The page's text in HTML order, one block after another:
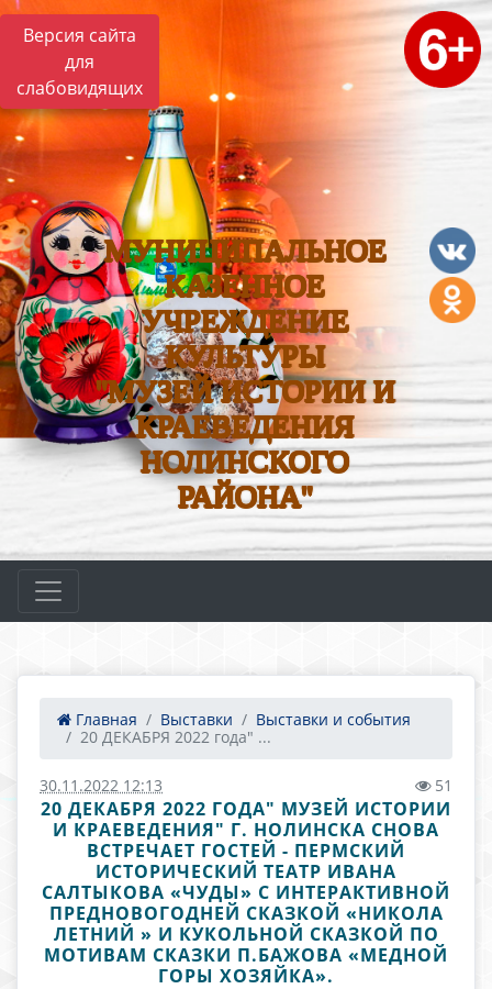
Версия сайта
для
слабовидящих
МУНИЦИПАЛЬНОЕ
КАЗЕННОЕ
УЧРЕЖДЕНИЕ
КУЛЬТУРЫ
"МУЗЕЙ ИСТОРИИ И
КРАЕВЕДЕНИЯ
НОЛИНСКОГО
РАЙОНА"
Главная Выставки
Выставки и события
20 ДЕКАБРЯ 2022 года" ...
30.11.2022 12:13 51
20 ДЕКАБРЯ 2022 ГОДА" МУЗЕЙ ИСТОРИИ
И КРАЕВЕДЕНИЯ" Г. НОЛИНСКА СНОВА
ВСТРЕЧАЕТ ГОСТЕЙ - ПЕРМСКИЙ
ИСТОРИЧЕСКИЙ ТЕАТР ИВАНА
САЛТЫКОВА «ЧУДЫ» С ИНТЕРАКТИВНОЙ
ПРЕДНОВОГОДНЕЙ СКАЗКОЙ «НИКОЛА
ЛЕТНИЙ » И КУКОЛЬНОЙ СКАЗКОЙ ПО
МОТИВАМ СКАЗКИ П.БАЖОВА «МЕДНОЙ
ГОРЫ ХОЗЯЙКА».